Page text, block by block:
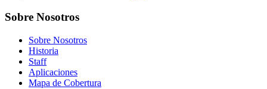
Sobre Nosotros
Sobre Nosotros
Historia
Staff
Aplicaciones
Mapa de Cobertura